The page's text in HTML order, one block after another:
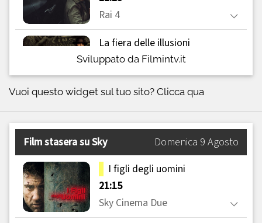
Sviluppato da Filmintv.it
Vuoi questo widget sul tuo sito? Clicca qua